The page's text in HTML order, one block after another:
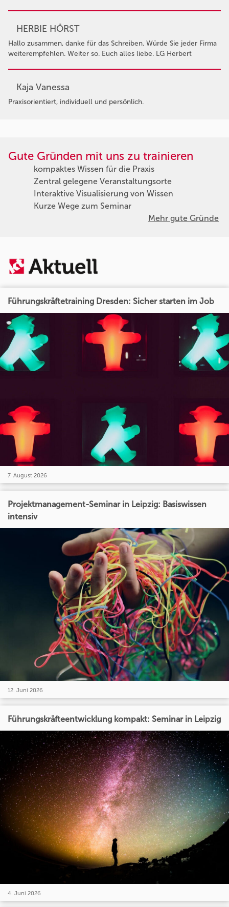
HERBIE HÖRST
Hallo zusammen, danke für das Schreiben. Würde Sie jeder Firma
weiterempfehlen. Weiter so. Euch alles liebe. LG Herbert
Kaja Vanessa
Praxisorientiert, individuell und persönlich.
Gute Gründen mit uns zu trainieren
kompaktes Wissen für die Praxis
Zentral gelegene Veranstaltungsorte
Interaktive Visualisierung von Wissen
Kurze Wege zum Seminar
Mehr gute Gründe
Führungskräftetraining Dresden: Sicher starten im Job
7. August 2026
Projektmanagement-Seminar in Leipzig: Basiswissen
intensiv
12. Juni 2026
Führungskräfteentwicklung kompakt: Seminar in Leipzig
4. Juni 2026